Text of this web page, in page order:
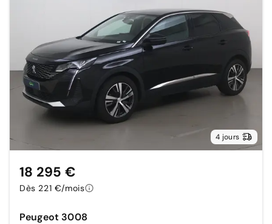
4 jours
Peugeot 3008
18 295 €
Dès 221 €/mois